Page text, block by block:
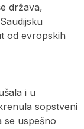
država,
od evropskih
i u
sopstveni
se uspešno